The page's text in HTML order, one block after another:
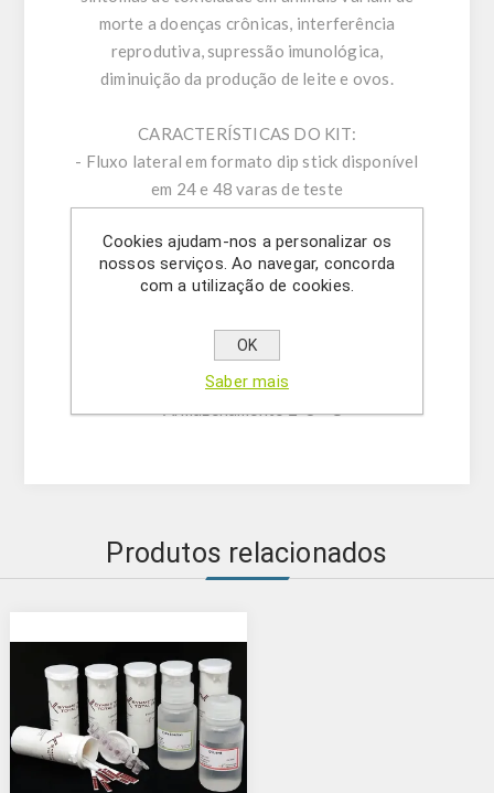
morte a doenças crônicas, interferência
reprodutiva, supressão imunológica,
diminuição da produção de leite e ovos.
CARACTERÍSTICAS DO KIT:
- Fluxo lateral em formato dip stick disponível
em 24 e 48 varas de teste
B1
- Faixa de quantificação: 0,7-20 ppb
- Resultados altamente precisos
- Ajustado ao limite da legislação da UE
- Procedimento baixo tempo (10 min)
- Prazo de validade: 12 meses
- Armazenamento 2-8 ° C
Produtos relacionados
Cookies ajudam-nos a personalizar os
nossos serviços. Ao navegar, concorda
com a utilização de cookies.
OK
Saber mais